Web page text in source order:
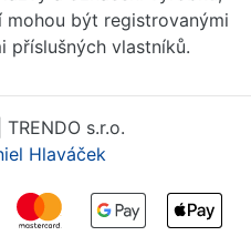
mohou být registrovanými
příslušných vlastníků.
s.r.o.
Hlaváček